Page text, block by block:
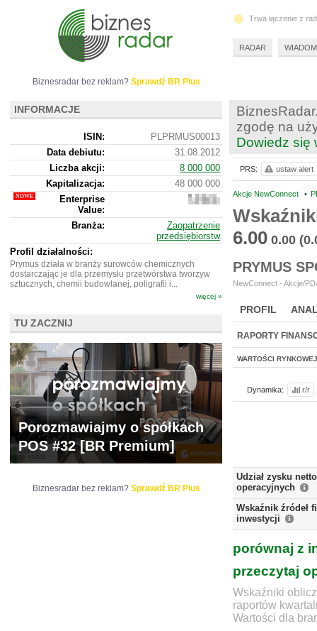
zgodę na
Dowiedz się
Akcje NewConnect •
6.00 0.00
PRYMUS
NewConnect - Akcje/
PROFIL
BR LAB
RAPORTY
WARTOŚCI RYNKOWEJ
Dynamika: r/r
Udział zysku
operacyjnych
Wskaźnik źródeł
inwestycji
porównaj z
przeczytaj
Wskaźniki
raportów
Wartości dla
PRS: ustaw alert
Biznesradar bez reklam? Sprawdź BR Plus
INFORMACJE
ISIN:
PLPRMUS00013
Data debiutu:
31.08.2012
Liczba akcji:
8 000 000
Kapitalizacja:
48 000 000
Enterprise
Value:
34
000
Branża:
Zaopatrzenie
przedsiębiorstw
Profil działalności:
Prymus działa w branży surowców chemicznych
dostarczając je dla przemysłu przetwórstwa tworzyw
sztucznych, chemii budowlanej, poligrafii i...
więcej »
TU ZACZNIJ
Porozmawiajmy o spółkach
POS #32 [BR Premium]
Biznesradar bez reklam? Sprawdź BR Plus
Trwa łączenie z
RADAR